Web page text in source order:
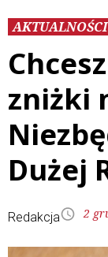
AKTUALNOŚCI
zniżki
Dużej
Redakcja 2